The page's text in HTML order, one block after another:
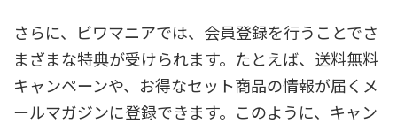
さらに、ビワマニアでは、会員登録を行うことでさ
まざまな特典が受けられます。たとえば、送料無料
キャンペーンや、お得なセット商品の情報が届くメ
ールマガジンに登録できます。このように、キャン